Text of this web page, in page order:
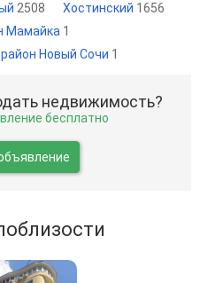
2508 Хостинский 1656
Мамайка 1
Новый Сочи 1
недвижимость?
бесплатно